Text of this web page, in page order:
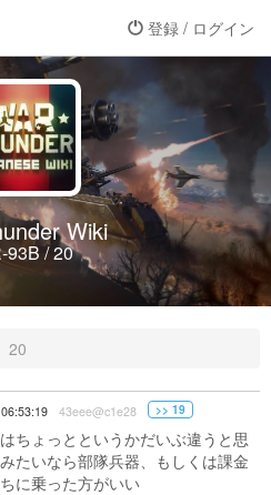
登録 / ログイン
Wiki
93B / 20
20
43eee@c1e28 >> 19
ちょっとというかだいぶ違うと思
たいなら部隊兵器、もしくは課金
に乗った方がいい